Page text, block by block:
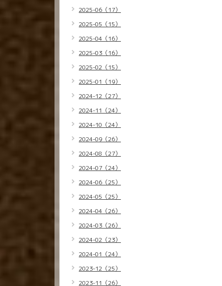
2025-06（17）
2025-05（15）
2025-04（16）
2025-03（16）
2025-02（15）
2025-01（19）
2024-12（27）
2024-11（24）
2024-10（24）
2024-09（26）
2024-08（27）
2024-07（24）
2024-06（25）
2024-05（25）
2024-04（26）
2024-03（26）
2024-02（23）
2024-01（24）
2023-12（25）
2023-11（26）